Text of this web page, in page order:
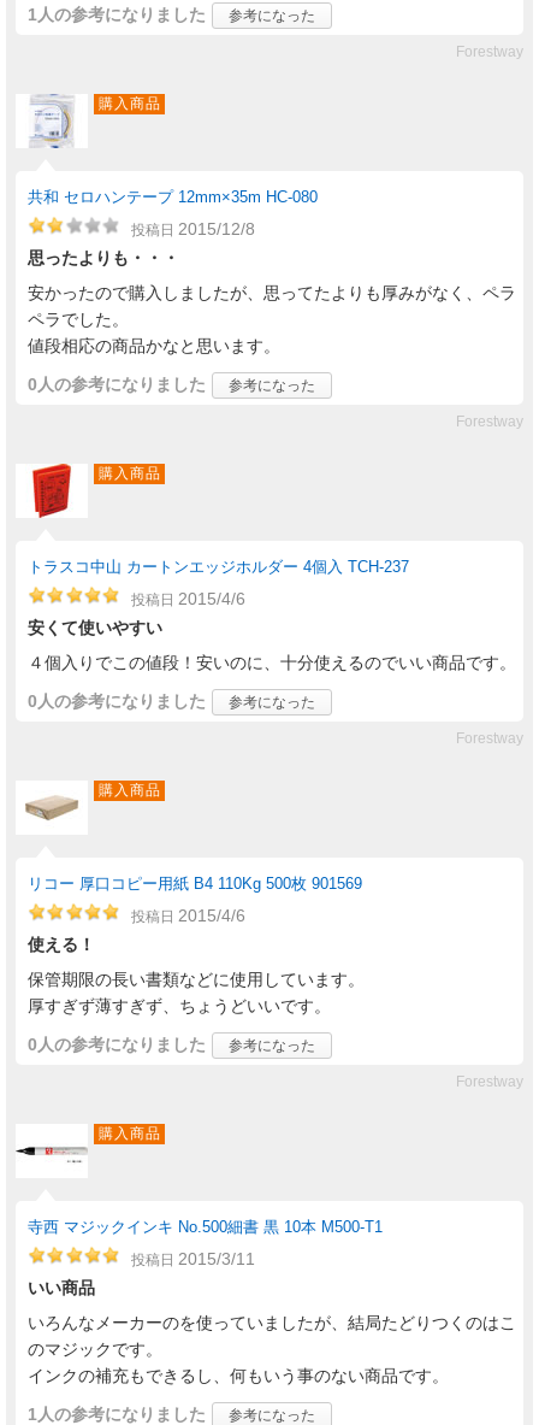
1人の参考になりました 参考になった
Forestway
購入商品
共和 セロハンテープ 12mm×35m HC-080
投稿日 2015/12/8
思ったよりも・・・
安かったので購入しましたが、思ってたよりも厚みがなく、ペラ
ペラでした。
値段相応の商品かなと思います。
0人の参考になりました 参考になった
Forestway
購入商品
トラスコ中山 カートンエッジホルダー 4個入 TCH-237
投稿日 2015/4/6
安くて使いやすい
４個入りでこの値段！安いのに、十分使えるのでいい商品です。
0人の参考になりました 参考になった
Forestway
購入商品
リコー 厚口コピー用紙 B4 110Kg 500枚 901569
投稿日 2015/4/6
使える！
保管期限の長い書類などに使用しています。
厚すぎず薄すぎず、ちょうどいいです。
0人の参考になりました 参考になった
Forestway
購入商品
寺西 マジックインキ No.500細書 黒 10本 M500-T1
投稿日 2015/3/11
いい商品
いろんなメーカーのを使っていましたが、結局たどりつくのはこ
のマジックです。
インクの補充もできるし、何もいう事のない商品です。
1人の参考になりました 参考になった